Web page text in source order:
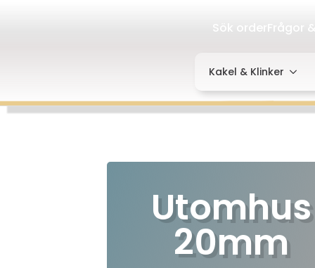
Sök orderFrågor
Kakel & Klinker
Utomhus
20mm